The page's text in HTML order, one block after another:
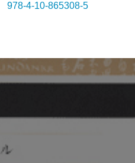
978-4-10-865308-5